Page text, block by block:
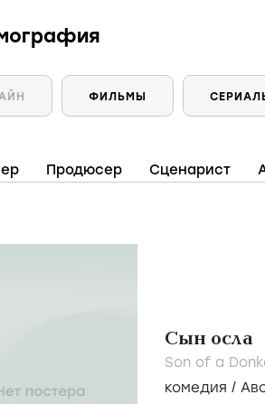
ФИЛЬМЫ
Продюсер Сценарист
Сын осла
Son of a
комедия /